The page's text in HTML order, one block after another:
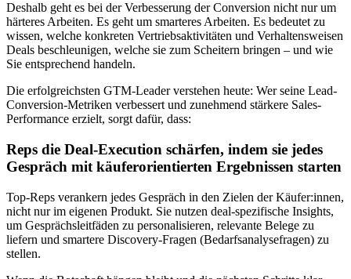
Deshalb geht es bei der Verbesserung der Conversion nicht nur um
härteres Arbeiten. Es geht um smarteres Arbeiten. Es bedeutet zu
wissen, welche konkreten Vertriebsaktivitäten und Verhaltensweisen
Deals beschleunigen, welche sie zum Scheitern bringen – und wie
Sie entsprechend handeln.
Die erfolgreichsten GTM-Leader verstehen heute: Wer seine Lead-
Conversion-Metriken verbessert und zunehmend stärkere Sales-
Performance erzielt, sorgt dafür, dass:
Reps die Deal-Execution schärfen, indem sie jedes
Gespräch mit käuferorientierten Ergebnissen starten
Top-Reps verankern jedes Gespräch in den Zielen der Käufer:innen,
nicht nur im eigenen Produkt. Sie nutzen deal-spezifische Insights,
um Gesprächsleitfäden zu personalisieren, relevante Belege zu
liefern und smartere Discovery-Fragen (Bedarfsanalysefragen) zu
stellen.